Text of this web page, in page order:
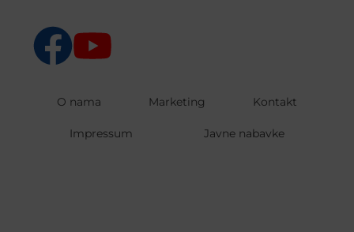
O nama Marketing Kontakt
Impressum Javne nabavke